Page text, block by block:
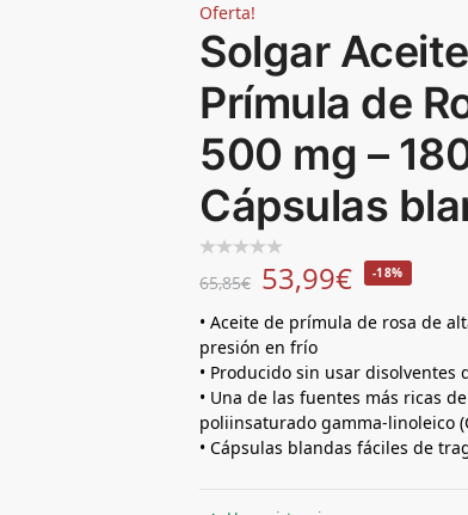
Oferta!
Solgar
Prímula de
500 mg –
Cápsulas
65,85€ 53,99€ -18%
• Aceite de prímula de rosa de
presión en frío
• Producido sin usar disolventes
• Una de las fuentes más ricas
poliinsaturado gamma-linoleico
• Cápsulas blandas fáciles de